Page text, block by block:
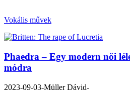
Vokális művek
Phaedra – Egy modern női
módra
2023-09-03-Müller Dávid-